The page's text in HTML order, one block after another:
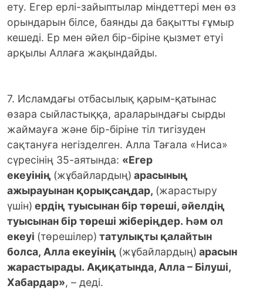
ету. Егер ерлі-зайыптылар міндеттері мен өз
орындарын білсе, баянды да бақытты ғұмыр
кешеді. Ер мен әйел бір-біріне қызмет етуі
арқылы Аллаға жақындайды.
7. Исламдағы отбасылық қарым-қатынас
өзара сыйластыққа, араларындағы сырды
жаймауға және бір-біріне тіл тигізуден
сақтануға негізделген. Алла Тағала «Ниса»
сүресінің 35-аятында: «Егер
екеуінің (жұбайлардың) арасының
ажырауынан қорықсаңдар, (жарастыру
үшін) ердің туысынан бір төреші, әйелдің
туысынан бір төреші жіберіңдер. Һәм ол
екеуі (төрешілер) татулықты қалайтын
болса, Алла екеуінің (жұбайлардың) арасын
жарастырады. Ақиқатында, Алла – Білуші,
Хабардар», – деді.